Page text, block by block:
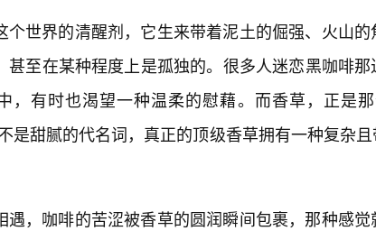
个世界的清醒剂，它生来带着泥土的倔强、火山的
甚至在某种程度上是孤独的。很多人迷恋黑咖啡
，有时也渴望一种温柔的慰藉。而香草，正是
是甜腻的代名词，真正的顶级香草拥有一种复杂
遇，咖啡的苦涩被香草的圆润瞬间包裹，那种感